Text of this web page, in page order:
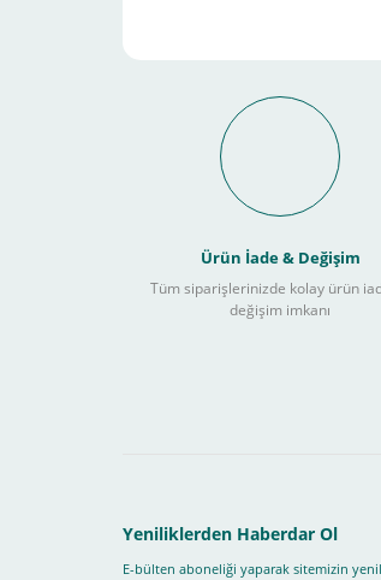
Schneider
Kullanılır ?
Sitemizden yapacağınız tüm
Ürün İade & Değişim
Tüm siparişlerinizde kolay ürün
değişim imkanı
Yeniliklerden Haberdar Ol
E-bülten aboneliği yaparak sitemizin